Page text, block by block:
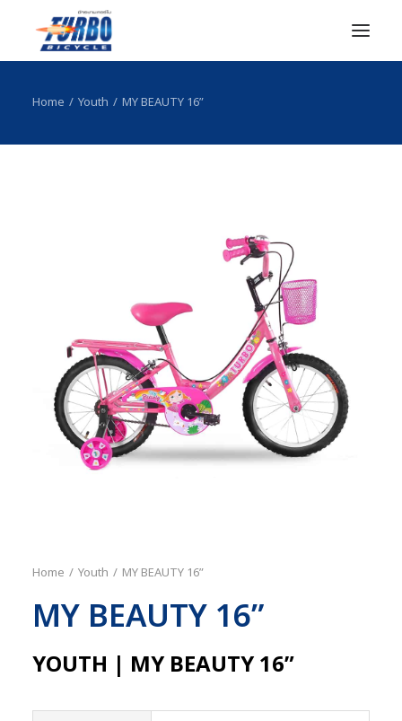
หน้าแรก
เกี่ยวกับเรา
Search
Home Youth MY BEAUTY 16”
Home Youth MY BEAUTY 16”
MY BEAUTY 16”
YOUTH | MY BEAUTY 16”